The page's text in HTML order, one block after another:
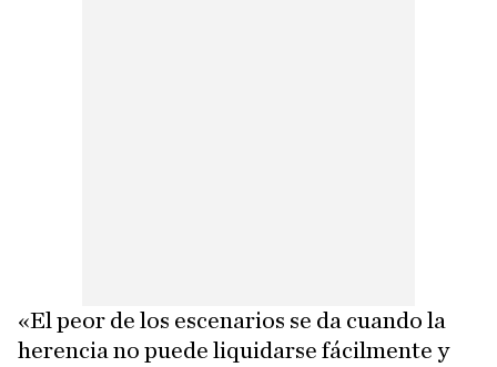
«El peor de los escenarios se da cuando la
herencia no puede liquidarse fácilmente y